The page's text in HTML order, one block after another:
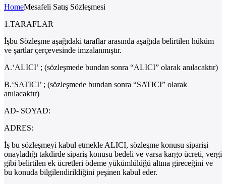
HomeMesafeli Satış Sözleşmesi
1.TARAFLAR
İşbu Sözleşme aşağıdaki taraflar arasında aşağıda belirtilen hüküm
ve şartlar çerçevesinde imzalanmıştır.
A.‘ALICI’ ; (sözleşmede bundan sonra “ALICI” olarak anılacaktır)
B.‘SATICI’ ; (sözleşmede bundan sonra “SATICI” olarak
anılacaktır)
AD- SOYAD:
ADRES:
İş bu sözleşmeyi kabul etmekle ALICI, sözleşme konusu siparişi
onayladığı takdirde sipariş konusu bedeli ve varsa kargo ücreti, vergi
gibi belirtilen ek ücretleri ödeme yükümlülüğü altına gireceğini ve
bu konuda bilgilendirildiğini peşinen kabul eder.